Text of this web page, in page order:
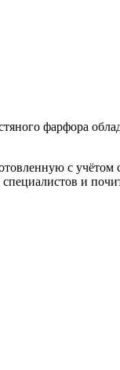
фарфора
с
и